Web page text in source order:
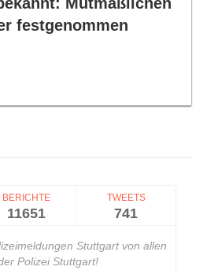
festgenommen
BERICHTE
11651
TWEETS
741
Stuttgart von allen
Polizei Stuttgart!